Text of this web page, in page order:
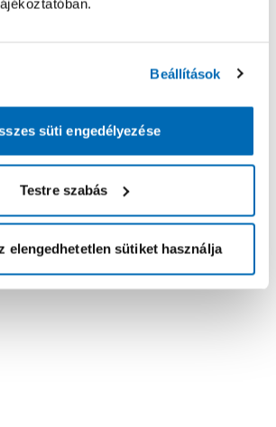
Beállítások
süti engedélyezése
Testre szabás
elengedhetetlen sütiket használja